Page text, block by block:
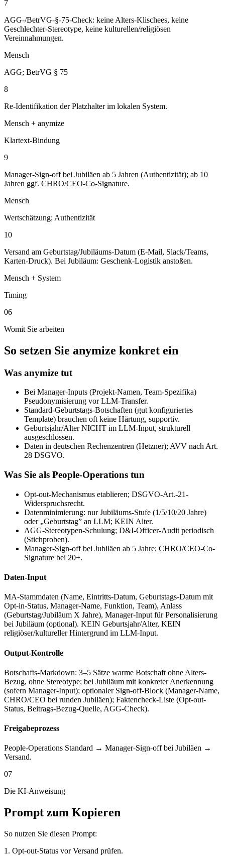
7
AGG-/BetrVG-§-75-Check: keine Alters-Klischees, keine
Geschlechter-Stereotype, keine kulturellen/religiösen
Vereinnahmungen.
Mensch
AGG; BetrVG § 75
8
Re-Identifikation der Platzhalter im lokalen System.
Mensch + anymize
Klartext-Bindung
9
Manager-Sign-off bei Jubiläen ab 5 Jahren (Authentizität); ab 10
Jahren ggf. CHRO/CEO-Co-Signature.
Mensch
Wertschätzung; Authentizität
10
Versand am Geburtstag/Jubiläums-Datum (E-Mail, Slack/Teams,
Karten-Druck). Bei Jubiläum: Geschenk-Logistik anstoßen.
Mensch + System
Timing
06
Womit Sie arbeiten
So setzen Sie anymize konkret ein
Was anymize tut
Bei Manager-Inputs (Projekt-Namen, Team-Spezifika)
Pseudonymisierung vor LLM-Transfer.
Standard-Geburtstags-Botschaften (gut konfiguriertes
Template) brauchen oft keine Härtung, supportiv.
Geburtsjahr/Alter NICHT im LLM-Input, strukturell
ausgeschlossen.
Daten in deutschen Rechenzentren (Hetzner); AVV nach Art.
28 DSGVO.
Was Sie als People-Operations tun
Opt-out-Mechanismus etablieren; DSGVO-Art.-21-
Widerspruchsrecht.
Datenminimierung: nur Jubiläums-Stufe (1/5/10/20 Jahre)
oder „Geburtstag” an LLM; KEIN Alter.
AGG-Stereotypen-Schulung; D&I-Officer-Audit periodisch
(Stichproben).
Manager-Sign-off bei Jubiläen ab 5 Jahre; CHRO/CEO-Co-
Signature bei 20+.
Daten-Input
MA-Stammdaten (Name, Eintritts-Datum, Geburtstags-Datum mit
Opt-in-Status, Manager-Name, Funktion, Team), Anlass
(Geburtstag/Jubiläum X Jahre), Manager-Input für Personalisierung
bei Jubiläum (optional). KEIN Geburtsjahr/Alter, KEIN
religiöser/kultureller Hintergrund im LLM-Input.
Output-Kontrolle
Botschafts-Markdown: 3–5 Sätze warme Botschaft ohne Alters-
Bezug, ohne Stereotype; bei Jubiläum mit konkreter Anerkennung
(sofern Manager-Input); optionaler Sign-off-Block (Manager-Name,
CHRO/CEO bei runden Jubiläen); Faktencheck-Liste (Opt-out-
Status, Beitrags-Bezug-Quelle, AGG-Check).
Freigabeprozess
People-Operations Standard → Manager-Sign-off bei Jubiläen →
Versand.
07
Die KI-Anweisung
Prompt zum Kopieren
So nutzen Sie diesen Prompt:
1. Opt-out-Status vor Versand prüfen.